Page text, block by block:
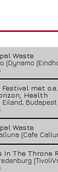
Waste
(Dynamo
met
Health
Eiland, Budapest
Waste
(Cafe
In The Throne